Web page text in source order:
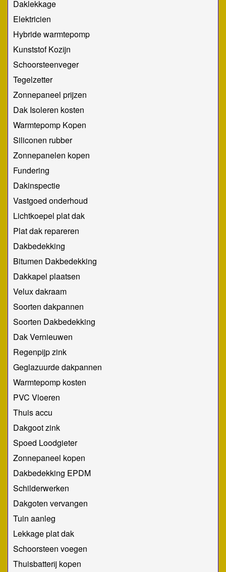
Daklekkage
Elektricien
Hybride warmtepomp
Kunststof Kozijn
Schoorsteenveger
Tegelzetter
Zonnepaneel prijzen
Dak Isoleren kosten
Warmtepomp Kopen
Siliconen rubber
Zonnepanelen kopen
Fundering
Dakinspectie
Vastgoed onderhoud
Lichtkoepel plat dak
Plat dak repareren
Dakbedekking
Bitumen Dakbedekking
Dakkapel plaatsen
Velux dakraam
Soorten dakpannen
Soorten Dakbedekking
Dak Vernieuwen
Regenpijp zink
Geglazuurde dakpannen
Warmtepomp kosten
PVC Vloeren
Thuis accu
Dakgoot zink
Spoed Loodgieter
Zonnepaneel kopen
Dakbedekking EPDM
Schilderwerken
Dakgoten vervangen
Tuin aanleg
Lekkage plat dak
Schoorsteen voegen
Thuisbatterij kopen